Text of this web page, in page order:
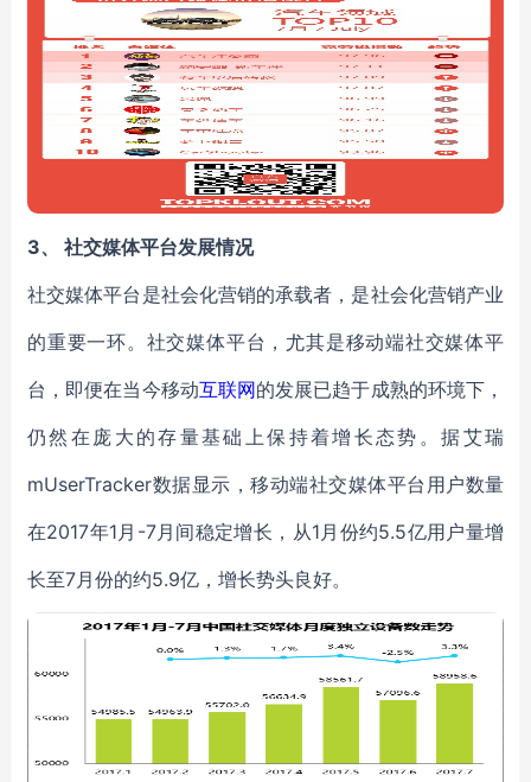
3、 社交媒体平台发展情况
社交媒体平台是社会化营销的承载者，是社会化营销产业
的重要一环。社交媒体平台，尤其是移动端社交媒体平
台，即便在当今移动互联网的发展已趋于成熟的环境下，
仍然在庞大的存量基础上保持着增长态势。据艾瑞
mUserTracker数据显示，移动端社交媒体平台用户数量
在2017年1月-7月间稳定增长，从1月份约5.5亿用户量增
长至7月份的约5.9亿，增长势头良好。